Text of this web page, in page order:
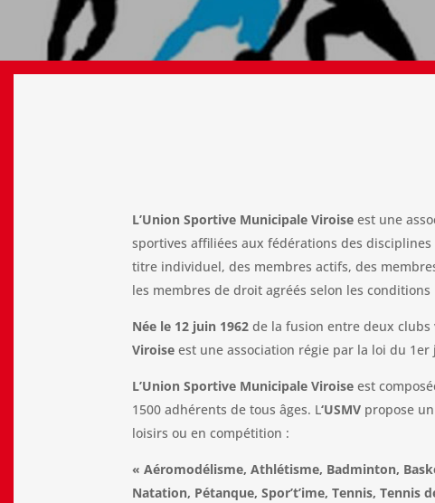
L’Union Sportive Municipale Viroise est une
sportives affiliées aux fédérations des
titre individuel, des membres actifs, des
les membres de droit agréés selon les
Née le 12 juin 1962 de la fusion entre deux clubs
Viroise est une association régie par la loi du 1er
L’Union Sportive Municipale Viroise est
1500 adhérents de tous âges. L‘USMV propose
loisirs ou en compétition :
« Aéromodélisme, Athlétisme, Badminton,
Natation, Pétanque, Spor’t’ime, Tennis, Tennis